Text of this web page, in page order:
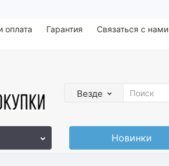
оплата Гарантия Связаться с нами
Везде
Новинки